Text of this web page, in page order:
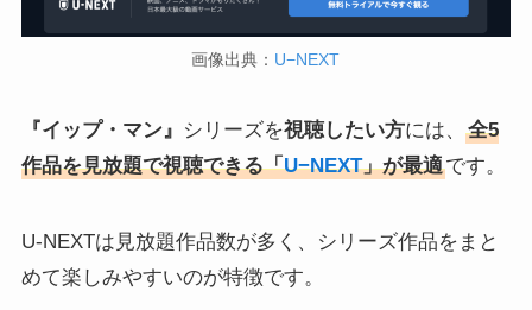
画像出典： U−NEXT
『イップ・マン』 シリーズを視聴したい方には、
全5
作品を見放題で視聴できる「U−NEXT」が最適です。
U-NEXTは見放題作品数が多く、シリーズ作品をまと
めて楽しみやすいのが特徴です。